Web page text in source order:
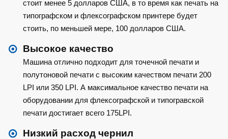
стоит менее 5 долларов США, в то время как печать на
типографском и флексографском принтере будет
стоить, по меньшей мере, 100 долларов США.
Высокое качество
Машина отлично подходит для точечной печати и
полутоновой печати с высоким качеством печати 200
LPI или 350 LPI. А максимальное качество печати на
оборудовании для флексографской и типогравской
печати достигает всего 175LPI.
Низкий расход чернил